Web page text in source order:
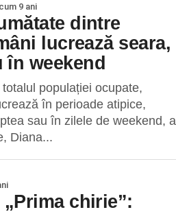
9 ani
dintre
lucrează seara,
în weekend
populației ocupate,
în perioade atipice,
sau în zilele de weekend, a
Diana...
chirie”: